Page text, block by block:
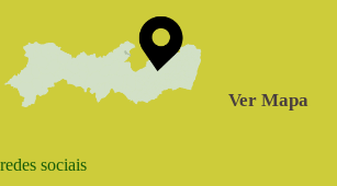
Ver Mapa
redes sociais